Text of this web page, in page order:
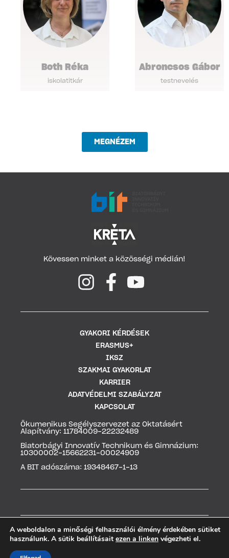
Both Réka
iskolatitkár
Abroncsos Gábor
testnevelés
MEGNÉZEM
Kövessen minket a közösségi médián!
GYAKORI KÉRDÉSEK
ERASMUS+
IKSZ
SZAKMAI GYAKORLAT
KARRIER
ADATVÉDELMI SZABÁLYZAT
KAPCSOLAT
Ökumenikus Segélyszervezet az Oktatásért
Alapítvány: 11784009-22232489
Biatorbágyi Innovatív Technikum és Gimnázium:
10300002-15662231-00024909
A BIT adószáma: 19348467-1-13
A weboldalon a minőségi felhasználói élmény érdekében sütiket
használunk. A sütik beállításait ezen a linken végezheti el.